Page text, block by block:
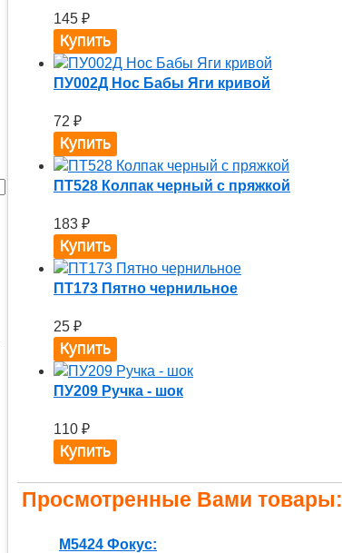
145 ₽
ПУ002Д Нос Бабы Яги кривой
72 ₽
ПТ528 Колпак черный с пряжкой
183 ₽
ПТ173 Пятно чернильное
25 ₽
ПУ209 Ручка - шок
110 ₽
Просмотренные Вами товары:
M5424 Фокус: